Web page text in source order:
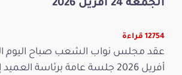
الجمعة 24 أفريل 2026
12754 قراءة
أفريل 2026 جلسة عامة برئاسة